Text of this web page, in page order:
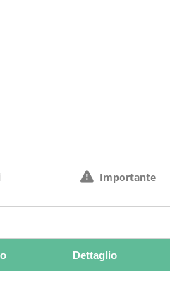
Dettaglio
Importante